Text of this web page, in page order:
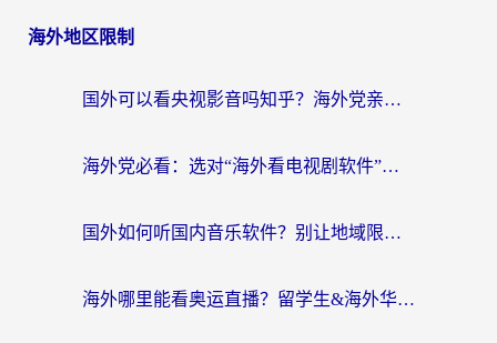
海外地区限制
国外可以看央视影音吗知乎？海外党亲测有效的回国加速方案
海外党必看：选对“海外看电视剧软件”，再也不用愁国内剧刷不了
国外如何听国内音乐软件？别让地域限制，断了你的中文歌单
海外哪里能看奥运直播？留学生&海外华人必看的体育赛事观赛终极指南